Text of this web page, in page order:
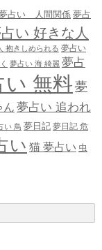
占い 人間関係 夢占
い 好きな人
抱きしめられる 夢占い
夢占い 海 綺麗 夢占
い 無料 夢
ん 夢占い 追われ
い 鳥 夢日記 夢日記 危
い 猫 夢占い 虫